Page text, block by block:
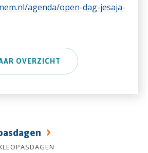
agenda/open-dag-jesaja-
OVERZICHT